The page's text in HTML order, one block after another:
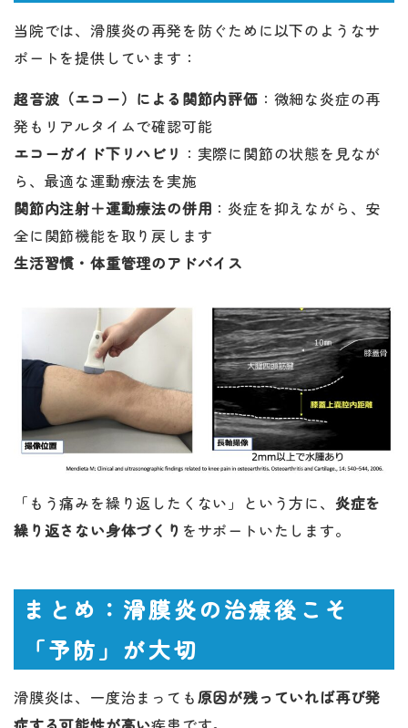
当院では、滑膜炎の再発を防ぐために以下のようなサ
ポートを提供しています：
超音波（エコー）による関節内評価 ：微細な炎症の再
発もリアルタイムで確認可能
エコーガイド下リハビリ ：実際に関節の状態を見なが
ら、最適な運動療法を実施
関節内注射＋運動療法の併用 ：炎症を抑えながら、安
全に関節機能を取り戻します
生活習慣・体重管理のアドバイス
「もう痛みを繰り返したくない」という方に、 炎症を
繰り返さない身体づくり をサポートいたします。
まとめ：滑膜炎の治療後こそ
「予防」が大切
滑膜炎は、一度治まっても原因が残っていれば再び発